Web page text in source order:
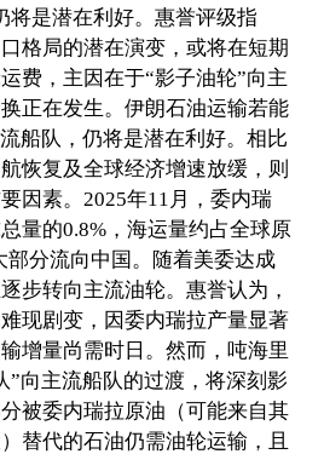
将是潜在利好。惠誉评级指
格局的潜在演变，或将在短期
费，主因在于“影子油轮”向主
正在发生。伊朗石油运输若能
船队，仍将是潜在利好。相比
恢复及全球经济增速放缓，则
因素。2025年11月，委内瑞
量的0.8%，海运量约占全球原
部分流向中国。随着美委达成
步转向主流油轮。惠誉认为，
现剧变，因委内瑞拉产量显著
增量尚需时日。然而，吨海里
”向主流船队的过渡，将深刻影
被委内瑞拉原油（可能来自其
替代的石油仍需油轮运输，且